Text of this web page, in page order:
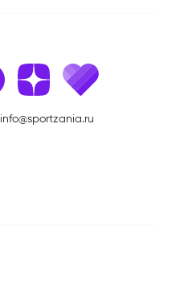
info@sportzania.ru